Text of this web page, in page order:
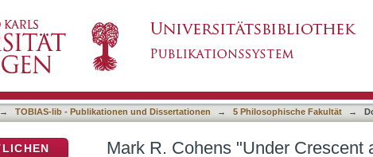
den wissenschaftlichen Austausch mit der
→ TOBIAS-lib - Publikationen und Dissertationen → 5 Philosophische Fakultät →
Mark R. Cohens "Under Crescent